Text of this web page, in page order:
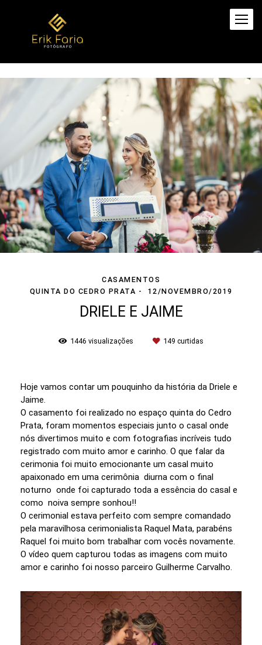
CASAMENTOS
QUINTA DO CEDRO PRATA
12/NOVEMBRO/2019
DRIELE E JAIME
1446 visualizações 149 curtidas
Hoje vamos contar um pouquinho da história da Driele e
Jaime.
O casamento foi realizado no espaço quinta do Cedro
Prata, foram momentos especiais junto o casal onde
nós divertimos muito e com fotografias incríveis tudo
registrado com muito amor e carinho. O que falar da
cerimonia foi muito emocionante um casal muito
apaixonado em uma cerimônia diurna com o final
noturno onde foi capturado toda a essência do casal e
como noiva sempre sonhou!!
O cerimonial estava perfeito com sempre comandado
pela maravilhosa cerimonialista Raquel Mata, parabéns
Raquel foi muito bom trabalhar com vocês novamente.
O vídeo quem capturou todas as imagens com muito
amor e carinho foi nosso parceiro Guilherme Carvalho.